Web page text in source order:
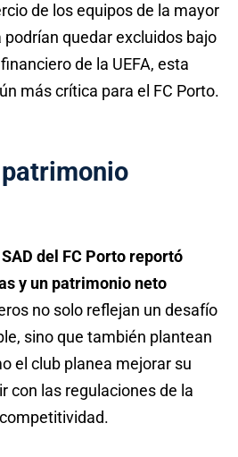
de los equipos de la mayor
quedar excluidos bajo
de la UEFA, esta
más crítica para el FC Porto.
del FC Porto reportó
y un patrimonio neto
no solo reflejan un desafío
sino que también plantean
el club planea mejorar su
con las regulaciones de la